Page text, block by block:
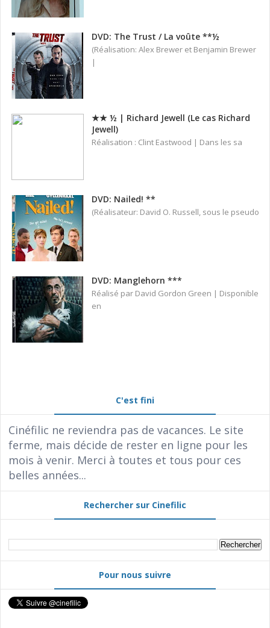
DVD: The Trust / La voûte **½
(Réalisation: Alex Brewer et Benjamin Brewer
|
★★ ½ | Richard Jewell (Le cas Richard
Jewell)
Réalisation : Clint Eastwood | Dans les sa
DVD: Nailed! **
(Réalisateur: David O. Russell, sous le pseudo
DVD: Manglehorn ***
Réalisé par David Gordon Green | Disponible
en
C'est fini
Cinéfilic ne reviendra pas de vacances. Le site
ferme, mais décide de rester en ligne pour les
mois à venir. Merci à toutes et tous pour ces
belles années...
Rechercher sur Cinefilic
Pour nous suivre